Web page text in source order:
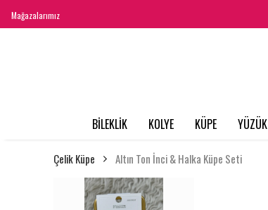
Mağazalarımız
BİLEKLİK KOLYE KÜPE YÜZÜK
Çelik Küpe Altın Ton İnci & Halka Küpe Seti